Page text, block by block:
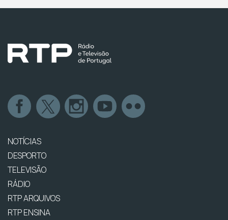
NOTÍCIAS
DESPORTO
TELEVISÃO
RÁDIO
RTP ARQUIVOS
RTP ENSINA